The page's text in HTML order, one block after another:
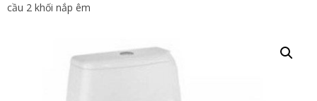
cầu 2 khối nắp êm